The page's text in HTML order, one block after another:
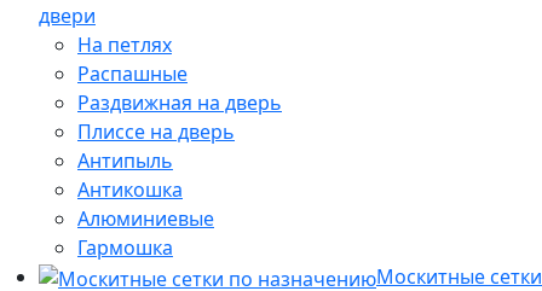
двери
На петлях
Распашные
Раздвижная на дверь
Плиссе на дверь
Антипыль
Антикошка
Алюминиевые
Гармошка
Москитные сетки